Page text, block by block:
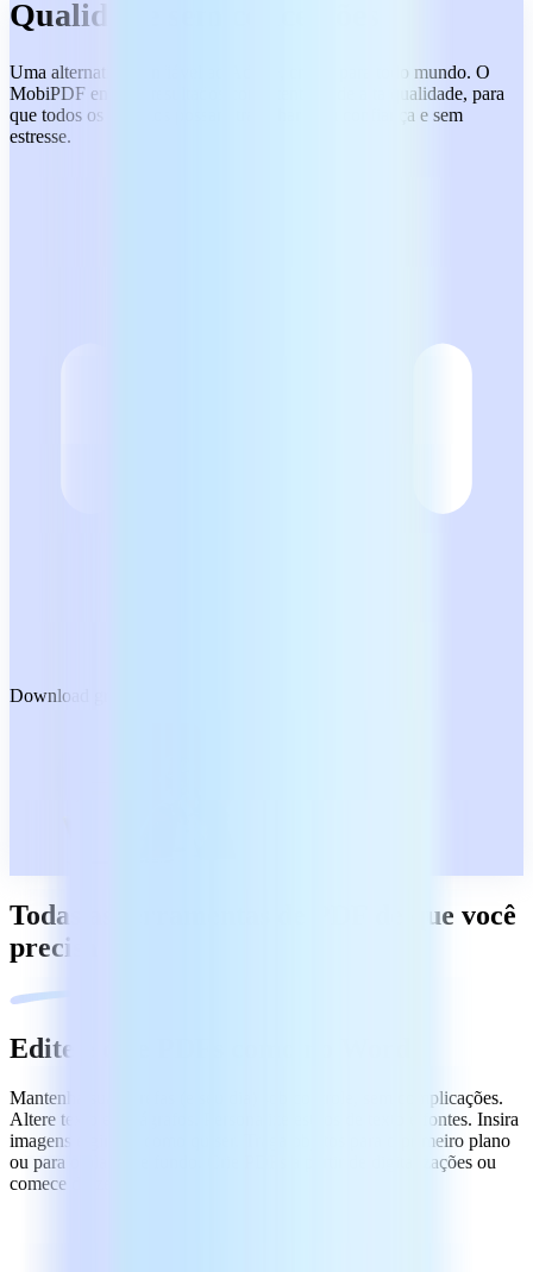
Qualidade sem concessões
Uma alternativa confiável ao Adobe, criada para todo mundo. O
MobiPDF entrega resultados consistentes e de alta qualidade, para
que todos os usuários possam trabalhar com confiança e sem
estresse.
Download grátis
Todas as ferramentas de PDF de que você
precisa
Edite e crie PDFs como no Word
Mantenha suas tarefas (e seu dia) sob controle, sem complicações.
Altere texto e parágrafos. Personalize estilos de texto e fontes. Insira
imagens e gire-as como quiser. Traga objetos para o primeiro plano
ou para o plano de fundo. Crie PDFs a partir de digitalizações ou
comece do zero.